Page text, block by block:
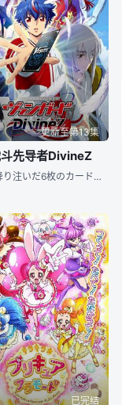
更新至第13集
先导者DivineZ
天から降り注いだ6枚のカード。 それは最后まで胜ち残った者の愿いが叶えられるという『运命大戦』への 参加资格だった。 明导アキナは妹の病を治すため、 戦いに身を投じる――。
已完结